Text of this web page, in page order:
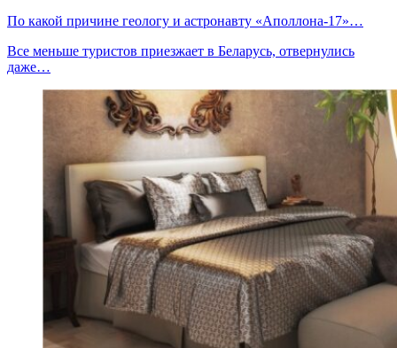
По какой причине геологу и астронавту «Аполлона-17»…
Все меньше туристов приезжает в Беларусь, отвернулись
даже…